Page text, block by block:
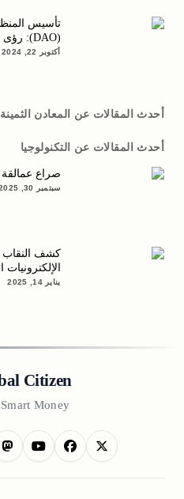
تأسيس
(DAO): رؤى قانونية وتنظيمية
أكتوبر 22, 2024
أحدث المقالات عن المعادن الثمينة
أحدث المقالات عن التكنولوجيا
صراع عمالقة
سبتمبر 30, 2025
كشف النقاب
الإلكترونيات
يناير 14, 2025
Citizen
Money